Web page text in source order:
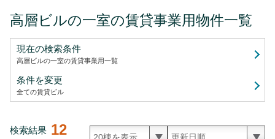
高層ビルの一室の賃貸事業用物件一覧
現在の検索条件
高層ビルの一室の賃貸事業用一覧
条件を変更
全ての賃貸ビル
検索結果 12